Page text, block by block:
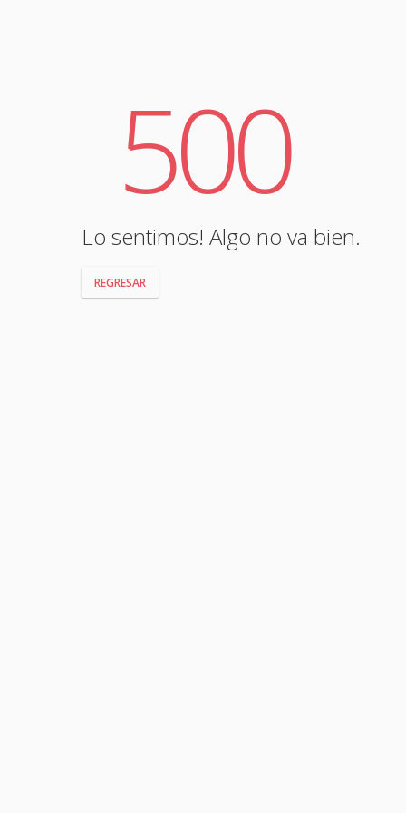
500
Lo sentimos! Algo no va bien.
REGRESAR